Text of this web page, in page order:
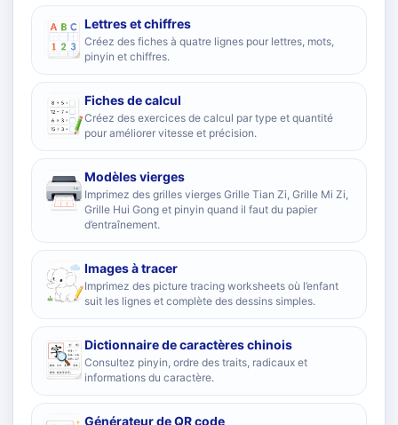
Lettres et chiffres
Créez des fiches à quatre lignes pour lettres, mots,
pinyin et chiffres.
Fiches de calcul
Créez des exercices de calcul par type et quantité
pour améliorer vitesse et précision.
Modèles vierges
Imprimez des grilles vierges Grille Tian Zi, Grille Mi Zi,
Grille Hui Gong et pinyin quand il faut du papier
d’entraînement.
Images à tracer
Imprimez des picture tracing worksheets où l’enfant
suit les lignes et complète des dessins simples.
Dictionnaire de caractères chinois
Consultez pinyin, ordre des traits, radicaux et
informations du caractère.
Générateur de QR code